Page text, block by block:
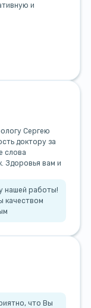
и
Сергею
доктору за
слова
Здоровья вам и
нашей работы!
качеством
что Вы